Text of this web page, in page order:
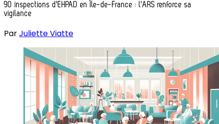
90 inspections d'EHPAD en Île-de-France : l'ARS renforce sa
vigilance
ParJuliette Viatte